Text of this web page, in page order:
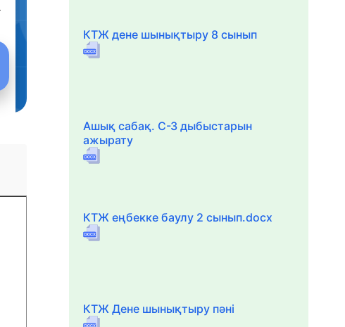
КТЖ дене шынықтыру 8 сынып
Ашық сабақ. С-З дыбыстарын
ажырату
КТЖ еңбекке баулу 2 сынып.docx
КТЖ Дене шынықтыру пәні